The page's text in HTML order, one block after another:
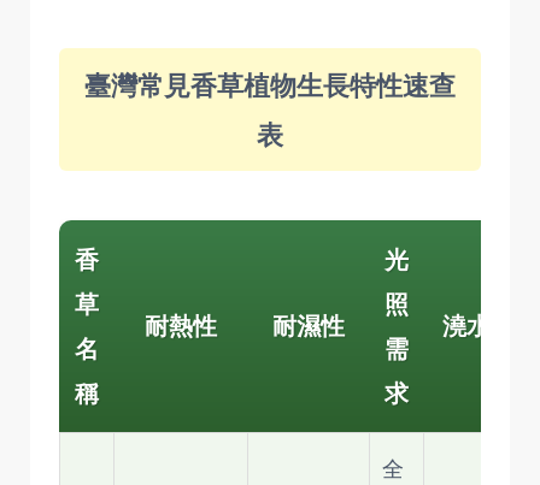
臺灣常見香草植物生長特性速查
表
香
草
名
稱
耐熱性 耐濕性
光
照
需
求
澆水需求
全